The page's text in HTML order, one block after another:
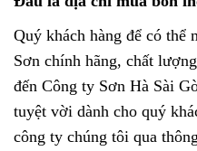
Quý khách hàng để có thể
Sơn chính hãng, chất
đến Công ty Sơn Hà Sài
tuyệt vời dành cho quý
công ty chúng tôi qua